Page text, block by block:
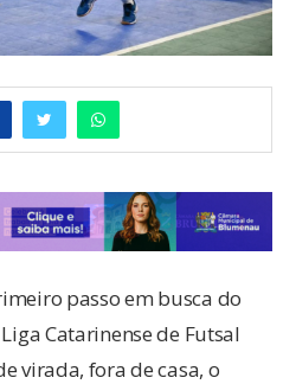
passo em busca do
Catarinense de Futsal
virada, fora de casa, o